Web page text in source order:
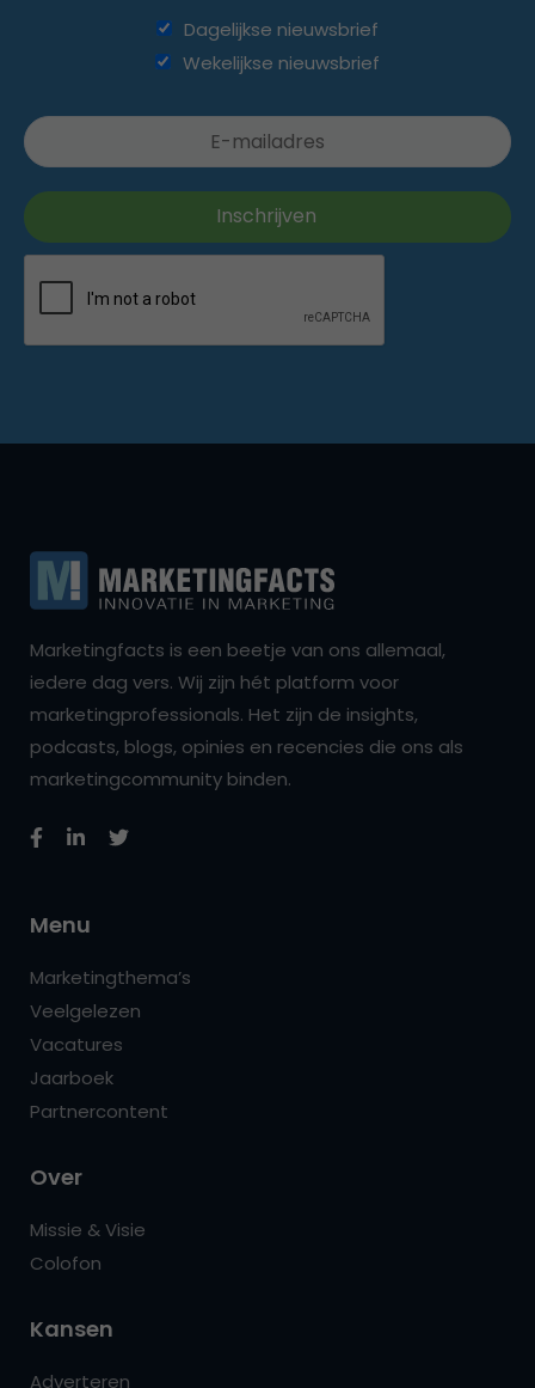
Dagelijkse nieuwsbrief
Wekelijkse nieuwsbrief
Marketingfacts is een beetje van ons allemaal,
iedere dag vers. Wij zijn hét platform voor
marketingprofessionals. Het zijn de insights,
podcasts, blogs, opinies en recencies die ons als
marketingcommunity binden.
Menu
Marketingthema’s
Veelgelezen
Vacatures
Jaarboek
Partnercontent
Over
Missie & Visie
Colofon
Kansen
Adverteren